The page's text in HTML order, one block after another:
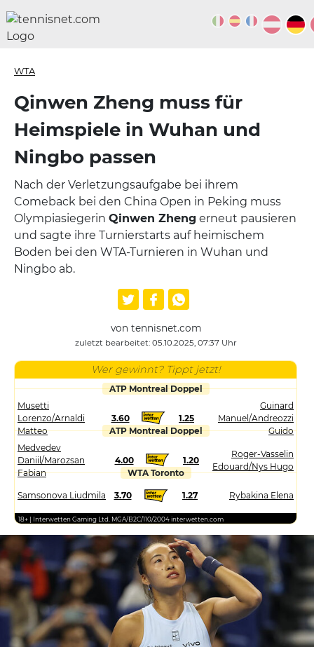
WTA
Qinwen Zheng muss für
Heimspiele in Wuhan und
Ningbo passen
Nach der Verletzungsaufgabe bei ihrem
Comeback bei den China Open in Peking muss
Olympiasiegerin Qinwen Zheng erneut pausieren
und sagte ihre Turnierstarts auf heimischem
Boden bei den WTA-Turnieren in Wuhan und
Ningbo ab.
von tennisnet.com
zuletzt bearbeitet: 05.10.2025, 07:37 Uhr
Wer gewinnt? Tippt jetzt!
ATP Montreal Doppel
Musetti
Lorenzo/Arnaldi
Matteo
3.60 1.25
Guinard
Manuel/Andreozzi
Guido
ATP Montreal Doppel
Medvedev
Daniil/Marozsan
Fabian
4.00 1.20
Roger-Vasselin
Edouard/Nys Hugo
WTA Toronto
Samsonova Liudmila 3.70 1.27 Rybakina Elena
18+ | Interwetten Gaming Ltd. MGA/B2C/110/2004 interwetten.com